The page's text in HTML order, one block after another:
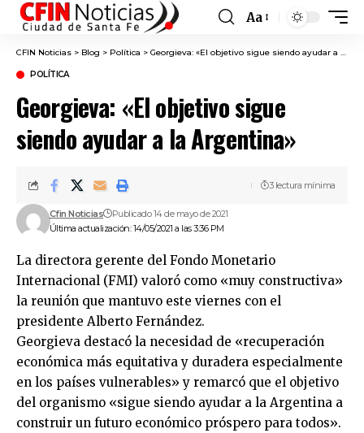
Font
Resizer
Aa
CFIN Noticias > Blog > Política > Georgieva: «El objetivo sigue siendo ayudar a la Argentina»
POLÍTICA
Georgieva: «El objetivo sigue
siendo ayudar a la Argentina»
Última actualización: 14/05/2021 a las 3:36 PM
Cfin Noticias Publicado 14 de mayo de 2021
3 lectura mínima
La directora gerente del Fondo Monetario
Internacional (FMI) valoró como «muy constructiva»
la reunión que mantuvo este viernes con el
presidente Alberto Fernández.
Georgieva destacó la necesidad de «recuperación
económica más equitativa y duradera especialmente
en los países vulnerables» y remarcó que el objetivo
del organismo «sigue siendo ayudar a la Argentina a
construir un futuro económico próspero para todos».